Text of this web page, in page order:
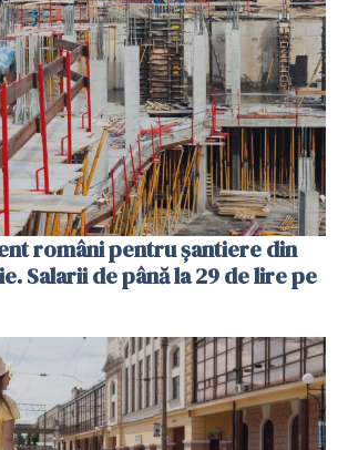
români pentru șantiere din
Salarii de până la 29 de lire pe